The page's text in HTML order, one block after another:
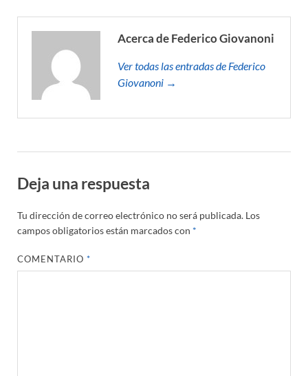
Acerca de Federico Giovanoni
Ver todas las entradas de Federico
Giovanoni →
Deja una respuesta
Tu dirección de correo electrónico no será publicada. Los
campos obligatorios están marcados con *
COMENTARIO*